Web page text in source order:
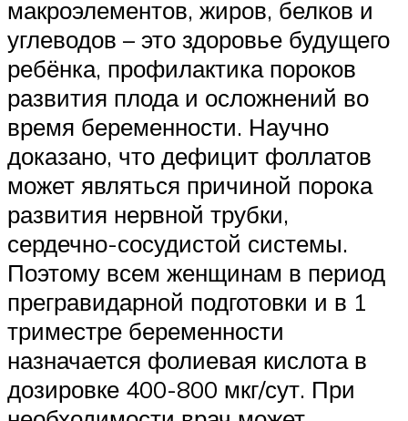
макроэлементов, жиров, белков и
углеводов – это здоровье будущего
ребёнка, профилактика пороков
развития плода и осложнений во
время беременности. Научно
доказано, что дефицит фоллатов
может являться причиной порока
развития нервной трубки,
сердечно-сосудистой системы.
Поэтому всем женщинам в период
прегравидарной подготовки и в 1
триместре беременности
назначается фолиевая кислота в
дозировке 400-800 мкг/сут. При